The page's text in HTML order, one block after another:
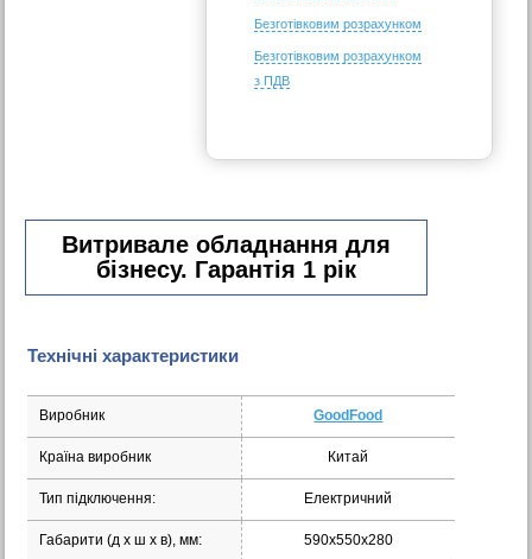
Безготівковим розрахунком
Безготівковим розрахунком
з ПДВ
Витривале обладнання для
бізнесу. Гарантія 1 рік
Технічні характеристики
Виробник GoodFood
Країна виробник Китай
Тип підключення: Електричний
Габарити (д х ш х в), мм: 590x550x280